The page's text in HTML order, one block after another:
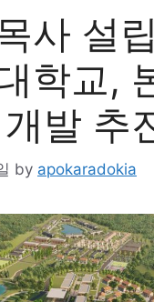
사 설립
학교,
발 추
by apokaradokia